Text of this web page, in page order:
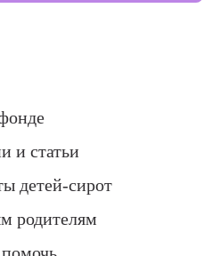
и статьи
детей-сирот
родителям